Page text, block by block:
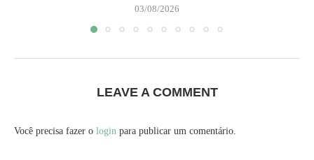
03/08/2026
LEAVE A COMMENT
Você precisa fazer o login para publicar um comentário.